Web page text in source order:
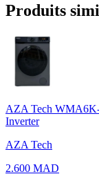
Produits
AZA Tech
Inverter
AZA Tech
2.600 MAD